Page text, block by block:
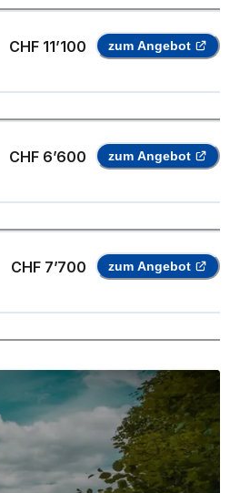
CHF 11’100 zum Angebot
CHF 6’600 zum Angebot
CHF 7’700 zum Angebot